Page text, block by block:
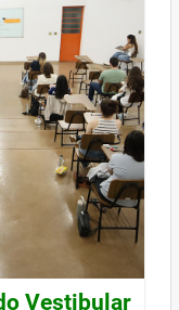
Vestibular